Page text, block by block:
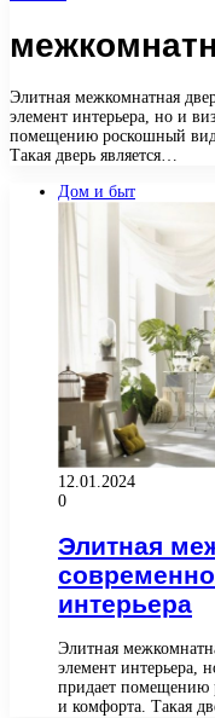
Элитная межкомнатная
элемент интерьера, но и
помещению роскошный вид
Такая дверь является…
Дом и быт
12.01.2024
0
Элитная
интерьера
Элитная
элемент интерьера,
придает помещению
и комфорта. Такая